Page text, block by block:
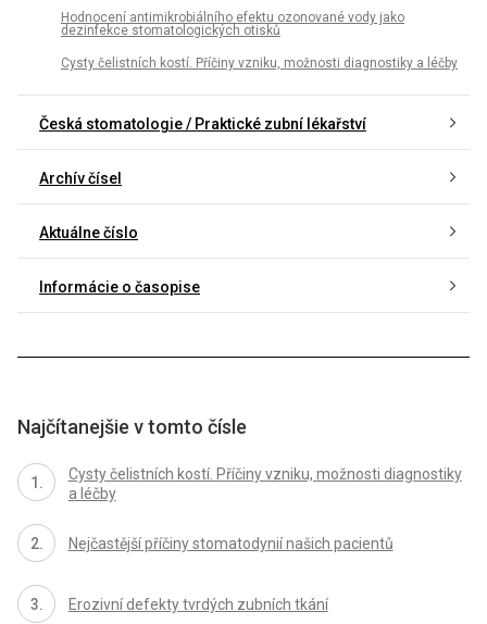
Hodnocení antimikrobiálního efektu ozonované vody jako
dezinfekce stomatologických otisků
Cysty čelistních kostí. Příčiny vzniku, možnosti diagnostiky a léčby
Česká stomatologie / Praktické zubní lékařství
Archív čísel
Aktuálne číslo
Informácie o časopise
Najčítanejšie v tomto čísle
Cysty čelistních kostí. Příčiny vzniku, možnosti diagnostiky
a léčby
Nejčastější příčiny stomatodynií našich pacientů
Erozivní defekty tvrdých zubních tkání